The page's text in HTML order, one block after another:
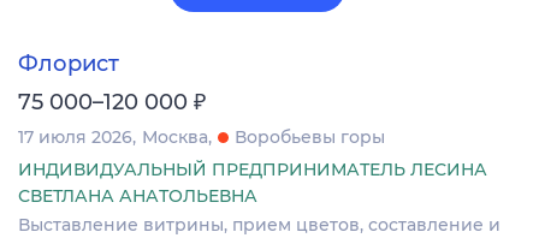
Флорист
75 000–120 000 ₽
17 июля 2026 Москва
Воробьевы горы
ИНДИВИДУАЛЬНЫЙ ПРЕДПРИНИМАТЕЛЬ ЛЕСИНА
СВЕТЛАНА АНАТОЛЬЕВНА
Выставление витрины, прием цветов, составление и